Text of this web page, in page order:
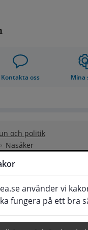
använder vi
fungera på ett bra
Kontakta oss Mina
och politik
Näsåker
är till för att